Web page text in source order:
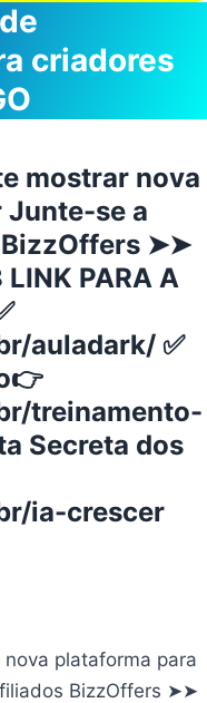
criadores
mostrar nova
se a
BizzOffers ➤➤
PARA A
auladark/ ✅
treinamento-
Secreta dos
ia-crescer
plataforma para
BizzOffers ➤➤